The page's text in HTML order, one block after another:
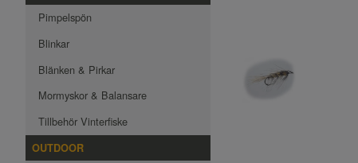
Pimpelspön
Blinkar
Blänken & Pirkar
Mormyskor & Balansare
Tillbehör Vinterfiske
OUTDOOR